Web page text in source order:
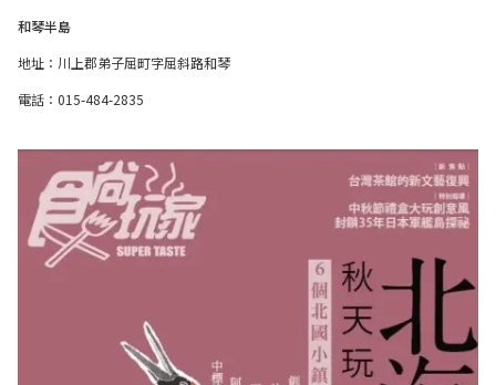
和琴半島
地址：川上郡弟子屈町字屈斜路和琴
電話：015-484-2835